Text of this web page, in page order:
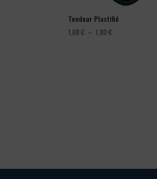
Tendeur Plastifié
1,08€ – 1,80€